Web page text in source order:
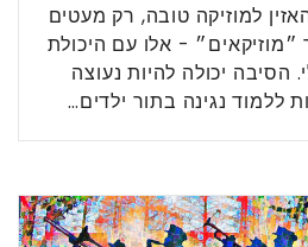
למוזיקה טובה, רק מעטים
״מוזיקאים״ - אלו עם היכולת
הסיבה יכולה להיות נעוצה
ללמוד נגינה בתור ילדים…